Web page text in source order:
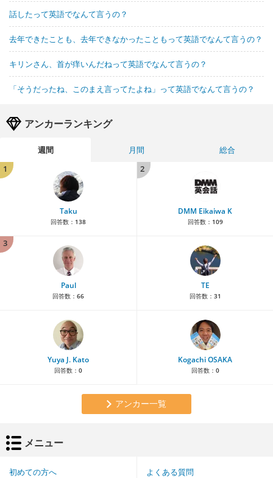
話したって英語でなんて言うの？
去年できたことも、去年できなかったこともって英語でなんて言うの？
キリンさん、首が痒いんだねって英語でなんて言うの？
「そうだったね、このまえ言ってたよね」って英語でなんて言うの？
アンカーランキング
週間 月間
総合
1
Taku
回答数： 138
2
DMM Eikaiwa K
回答数： 109
3
Paul
回答数： 66
TE
回答数： 31
Yuya J. Kato
回答数： 0
Kogachi OSAKA
回答数： 0
アンカー一覧
メニュー
初めての方へ よくある質問